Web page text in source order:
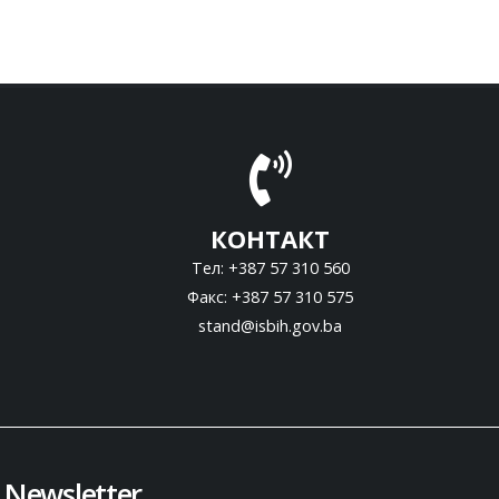
КОНТАКТ
Тел: +387 57 310 560
Факс: +387 57 310 575
stand@isbih.gov.ba